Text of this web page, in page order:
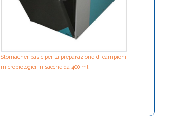
Stomacher basic per la preparazione di campioni
microbiologici in sacche da 400 ml